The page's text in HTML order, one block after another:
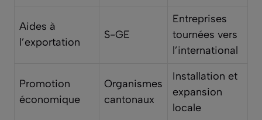
Aides à
l’exportation
S-GE
Entreprises
tournées vers
l’international
Promotion
économique
Organismes
cantonaux
Installation et
expansion
locale